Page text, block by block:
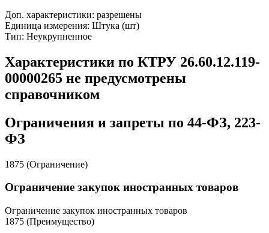
Доп. характеристики: разрешены
Единица измерения: Штука (шт)
Тип: Неукрупненное
Характеристики по КТРУ 26.60.12.119-
00000265 не предусмотрены
справочником
Ограничения и запреты по 44-ФЗ, 223-
ФЗ
1875 (Ограничение)
Ограничение закупок иностранных товаров
Ограничение закупок иностранных товаров
1875 (Преимущество)